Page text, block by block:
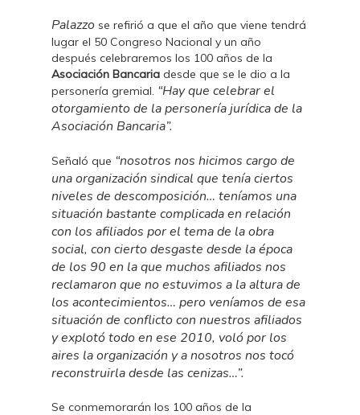
Palazzo se refirió a que el año que viene tendrá
lugar el 50 Congreso Nacional y un año
después celebraremos los 100 años de la
Asociación Bancaria desde que se le dio a la
personería gremial. “Hay que celebrar el
otorgamiento de la personería jurídica de la
Asociación Bancaria”.
Señaló que “nosotros nos hicimos cargo de
una organización sindical que tenía ciertos
niveles de descomposición… teníamos una
situación bastante complicada en relación
con los afiliados por el tema de la obra
social, con cierto desgaste desde la época
de los 90 en la que muchos afiliados nos
reclamaron que no estuvimos a la altura de
los acontecimientos… pero veníamos de esa
situación de conflicto con nuestros afiliados
y explotó todo en ese 2010, voló por los
aires la organización y a nosotros nos tocó
reconstruirla desde las cenizas…”.
Se conmemorarán los 100 años de la